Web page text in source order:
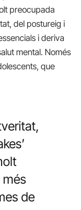
preocupada
del postureig i
i deriva
mental. Només
que
més
de